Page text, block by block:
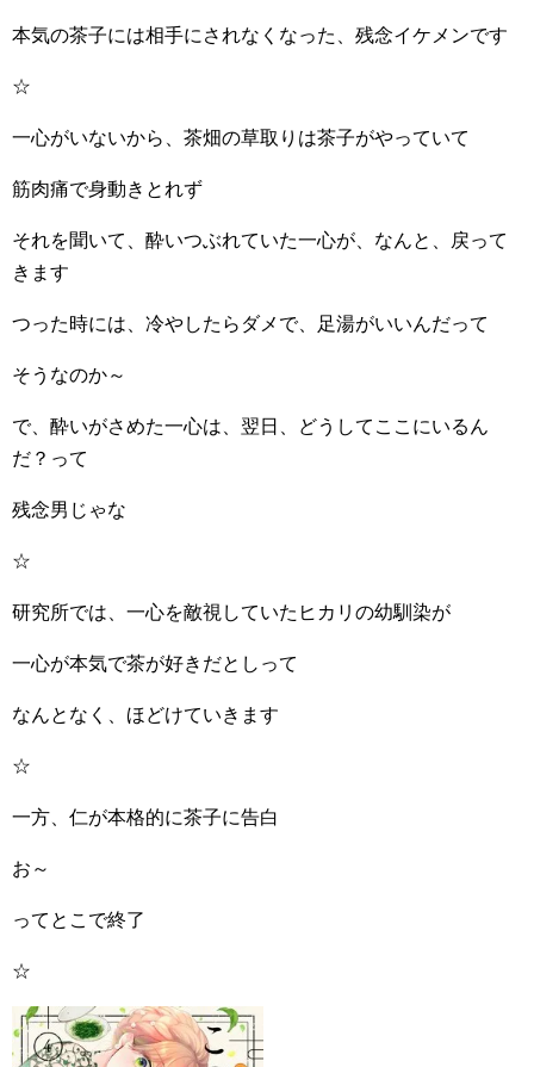
本気の茶子には相手にされなくなった、残念イケメンです
☆
一心がいないから、茶畑の草取りは茶子がやっていて
筋肉痛で身動きとれず
それを聞いて、酔いつぶれていた一心が、なんと、戻って
きます
つった時には、冷やしたらダメで、足湯がいいんだって
そうなのか～
で、酔いがさめた一心は、翌日、どうしてここにいるん
だ？って
残念男じゃな
☆
研究所では、一心を敵視していたヒカリの幼馴染が
一心が本気で茶が好きだとしって
なんとなく、ほどけていきます
☆
一方、仁が本格的に茶子に告白
お～
ってとこで終了
☆